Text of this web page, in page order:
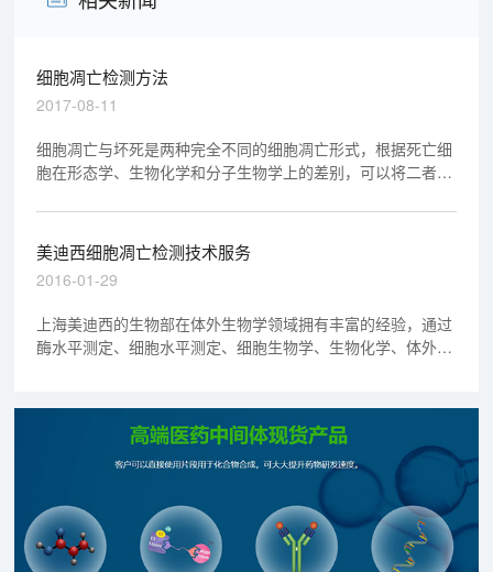
细胞凋亡检测方法
2017-08-11
细胞凋亡与坏死是两种完全不同的细胞凋亡形式，根据死亡细
胞在形态学、生物化学和分子生物学上的差别，可以将二者区
定方法。
美迪西细胞凋亡检测技术服务
2016-01-29
上海美迪西的生物部在体外生物学领域拥有丰富的经验，通过
酶水平测定、细胞水平测定、细胞生物学、生物化学、体外同